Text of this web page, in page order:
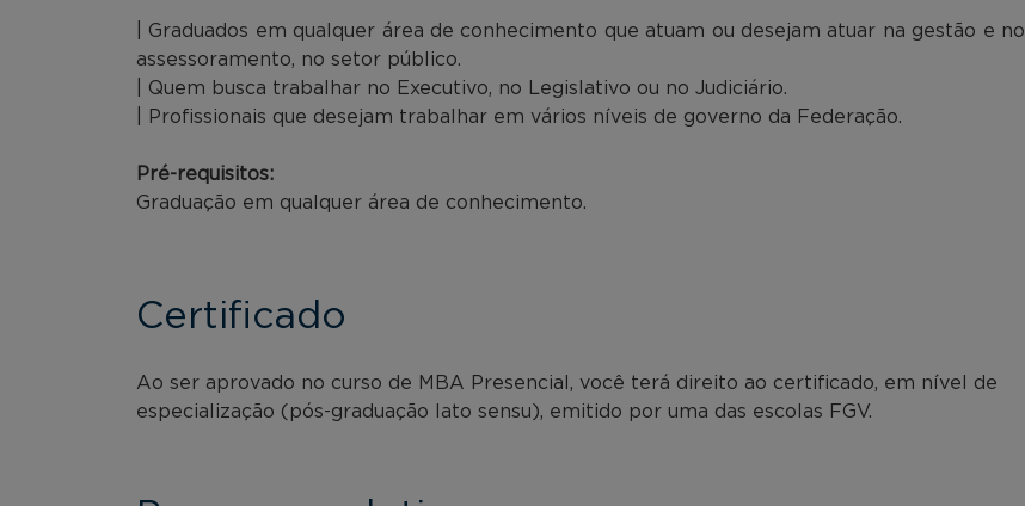
| Graduados em qualquer área de conhecimento que atuam ou desejam atuar na gestão e no
assessoramento, no setor público.
| Quem busca trabalhar no Executivo, no Legislativo ou no Judiciário.
| Profissionais que desejam trabalhar em vários níveis de governo da Federação.
Pré-requisitos:
Graduação em qualquer área de conhecimento.
Certificado
Ao ser aprovado no curso de MBA Presencial, você terá direito ao certificado, em nível de
especialização (pós-graduação lato sensu), emitido por uma das escolas FGV.